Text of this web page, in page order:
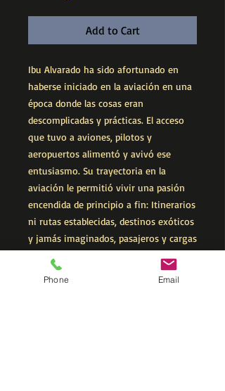
Add to Cart
Ibu Alvarado ha sido afortunado en
haberse iniciado en la aviación en una
época donde las cosas eran
descomplicadas y prácticas. El acceso
que tuvo a aviones, pilotos y
aeropuertos alimentó y avivó ese
entusiasmo. Su trayectoria en la
aviación le permitió vivir una pasión
encendida de principio a fin: Itinerarios
ni rutas establecidas, destinos exóticos
y jamás imaginados, pasajeros y cargas
de cumplimiento, vestimenta según
Phone Email